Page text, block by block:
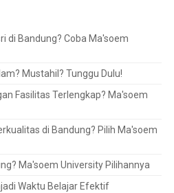
di Bandung? Coba Ma'soem
Mustahil? Tunggu Dulu!
Fasilitas Terlengkap? Ma'soem
di Bandung? Pilih Ma'soem
Ma'soem University Pilihannya
Waktu Belajar Efektif